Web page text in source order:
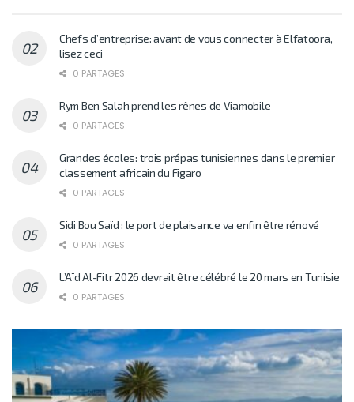
Chefs d’entreprise: avant de vous connecter à Elfatoora,
lisez ceci
0 PARTAGES
Rym Ben Salah prend les rênes de Viamobile
0 PARTAGES
Grandes écoles: trois prépas tunisiennes dans le premier
classement africain du Figaro
0 PARTAGES
Sidi Bou Saïd : le port de plaisance va enfin être rénové
0 PARTAGES
L’Aïd Al-Fitr 2026 devrait être célébré le 20 mars en Tunisie
0 PARTAGES